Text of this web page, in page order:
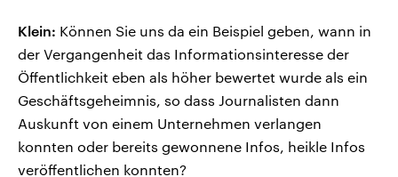
Klein: Können Sie uns da ein Beispiel geben, wann in
der Vergangenheit das Informationsinteresse der
Öffentlichkeit eben als höher bewertet wurde als ein
Geschäftsgeheimnis, so dass Journalisten dann
Auskunft von einem Unternehmen verlangen
konnten oder bereits gewonnene Infos, heikle Infos
veröffentlichen konnten?